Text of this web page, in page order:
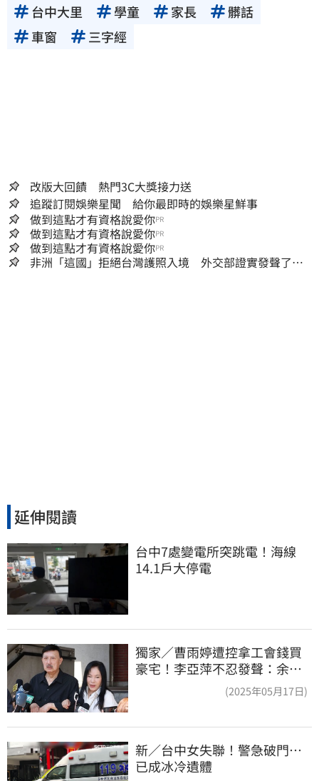
台中大里 學童 家長
髒話
車窗
三字經
改版大回饋 熱門3C大獎接力送
追蹤訂閱娛樂星聞 給你最即時的娛樂星鮮事
做到這點才有資格說愛你PR
做到這點才有資格說愛你PR
做到這點才有資格說愛你PR
非洲「這國」拒絕台灣護照入境 外交部證實發聲了：
延伸閱讀
台中7處變電所突跳電！海線
14.1戶大停電
獨家／曹雨婷遭控拿工會錢買
豪宅！李亞萍不忍發聲：余天
(2025年05月17日)
新／台中女失聯！警急破門⋯
已成冰冷遺體